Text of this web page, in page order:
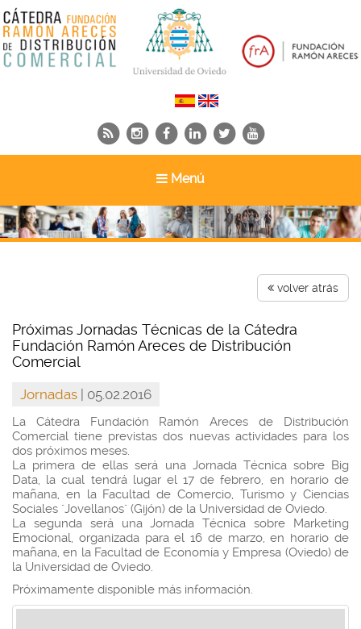
Menú
volver atrás
Próximas Jornadas Técnicas de la Cátedra
Fundación Ramón Areces de Distribución
Comercial
Jornadas | 05.02.2016
La Cátedra Fundación Ramón Areces de Distribución
Comercial tiene previstas dos nuevas actividades para los
dos próximos meses.
La primera de ellas será una Jornada Técnica sobre Big
Data, la cual tendrá lugar el 17 de febrero, en horario de
mañana, en la Facultad de Comercio, Turismo y Ciencias
Sociales "Jovellanos" (Gijón) de la Universidad de Oviedo.
La segunda será una Jornada Técnica sobre Marketing
Emocional, organizada para el 16 de marzo, en horario de
mañana, en la Facultad de Economía y Empresa (Oviedo) de
la Universidad de Oviedo.
Próximamente disponible más información.